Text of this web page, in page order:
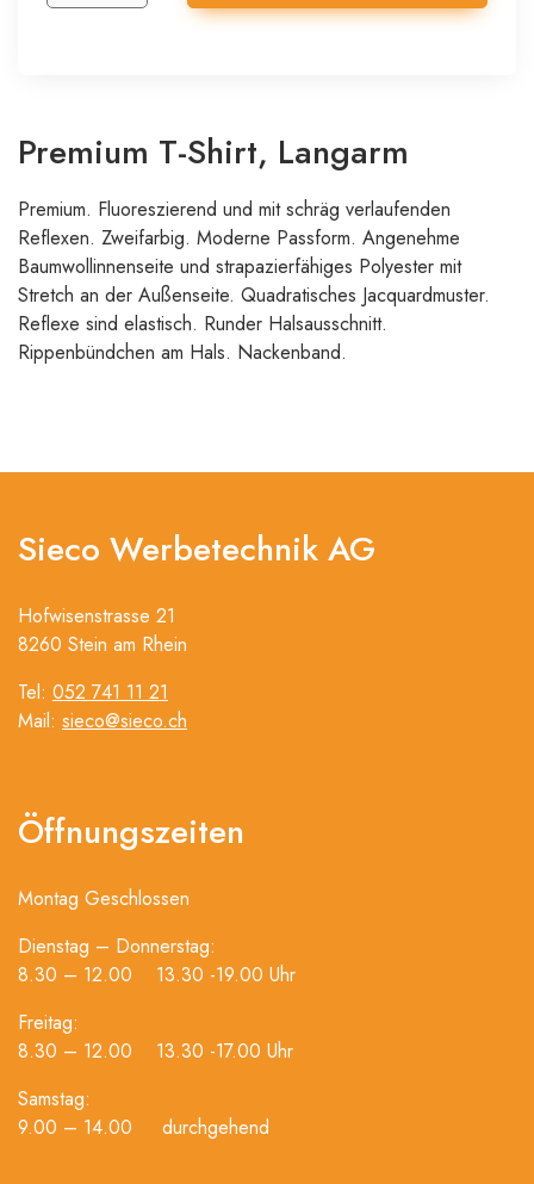
Premium T-Shirt, Langarm
Premium. Fluoreszierend und mit schräg verlaufenden
Reflexen. Zweifarbig. Moderne Passform. Angenehme
Baumwollinnenseite und strapazierfähiges Polyester mit
Stretch an der Außenseite. Quadratisches Jacquardmuster.
Reflexe sind elastisch. Runder Halsausschnitt.
Rippenbündchen am Hals. Nackenband.
Sieco Werbetechnik AG
Hofwisenstrasse 21
8260 Stein am Rhein
Tel: 052 741 11 21
Mail: sieco@sieco.ch
Öffnungszeiten
Montag Geschlossen
Dienstag – Donnerstag:
8.30 – 12.00 13.30 -19.00 Uhr
Freitag:
8.30 – 12.00 13.30 -17.00 Uhr
Samstag:
9.00 – 14.00 durchgehend